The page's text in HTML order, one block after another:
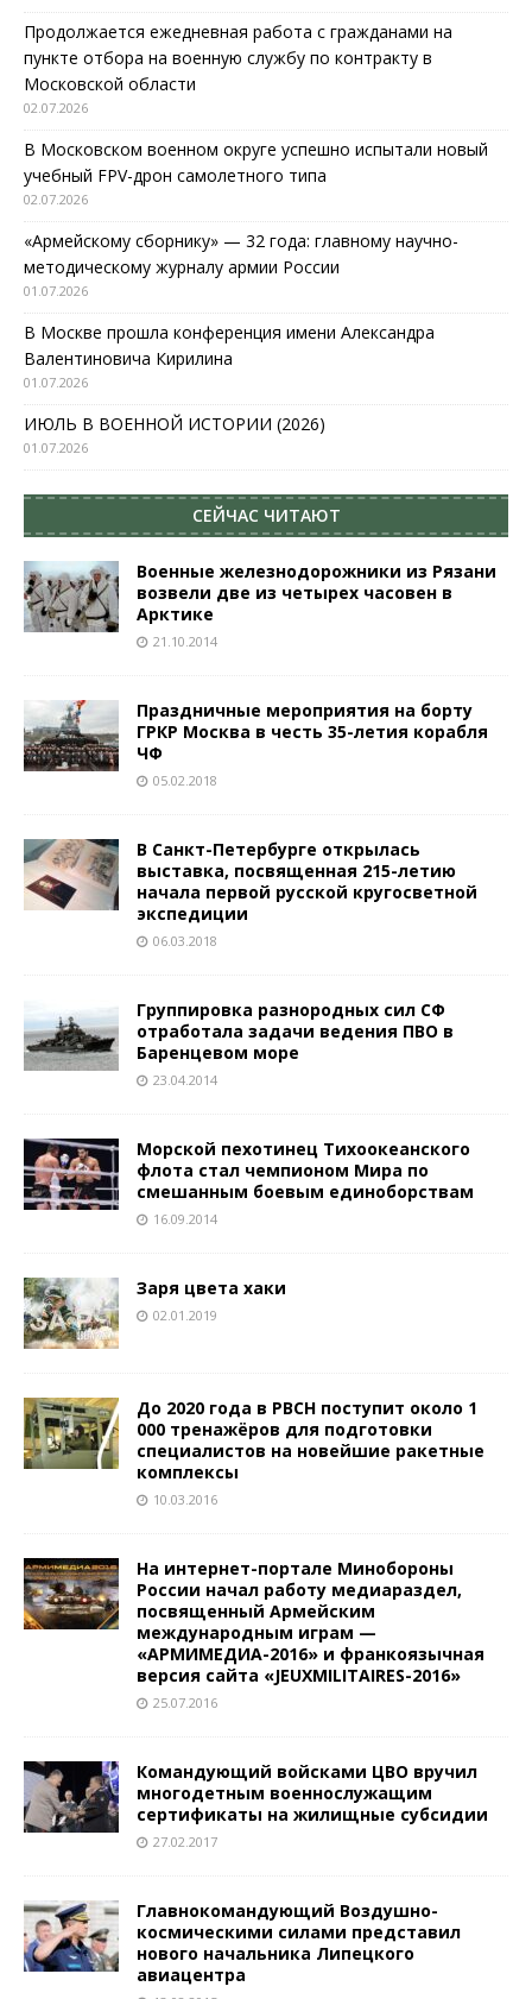
Продолжается ежедневная работа с гражданами на
пункте отбора на военную службу по контракту в
Московской области
02.07.2026
В Московском военном округе успешно испытали новый
учебный FPV-дрон самолетного типа
02.07.2026
«Армейскому сборнику» — 32 года: главному научно-
методическому журналу армии России
01.07.2026
В Москве прошла конференция имени Александра
Валентиновича Кирилина
01.07.2026
ИЮЛЬ В ВОЕННОЙ ИСТОРИИ (2026)
01.07.2026
СЕЙЧАС ЧИТАЮТ
Военные железнодорожники из Рязани
возвели две из четырех часовен в
Арктике
21.10.2014
Праздничные мероприятия на борту
ГРКР Москва в честь 35-летия корабля
ЧФ
05.02.2018
В Санкт-Петербурге открылась
выставка, посвященная 215-летию
начала первой русской кругосветной
экспедиции
06.03.2018
Группировка разнородных сил СФ
отработала задачи ведения ПВО в
Баренцевом море
23.04.2014
Морской пехотинец Тихоокеанского
флота стал чемпионом Мира по
смешанным боевым единоборствам
16.09.2014
Заря цвета хаки
02.01.2019
До 2020 года в РВСН поступит около 1
000 тренажёров для подготовки
специалистов на новейшие ракетные
комплексы
10.03.2016
На интернет-портале Минобороны
России начал работу медиараздел,
посвященный Армейским
международным играм —
«АРМИМЕДИА-2016» и франкоязычная
версия сайта «JEUXMILITAIRES-2016»
25.07.2016
Командующий войсками ЦВО вручил
многодетным военнослужащим
сертификаты на жилищные субсидии
27.02.2017
Главнокомандующий Воздушно-
космическими силами представил
нового начальника Липецкого
авиацентра